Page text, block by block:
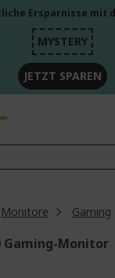
Ersparnisse mit
MYSTERY
JETZT SPAREN
Monitore Gaming
Gaming-Monitor